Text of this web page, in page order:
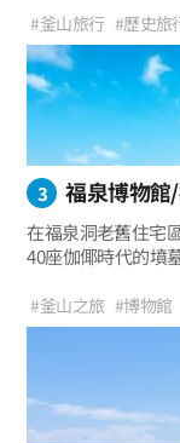
“東萊廣域市釜山
讓我們去看看包圍
#釜山旅行 #歷史旅
#與朋友一起 #楓葉
#北將台
#釜山值得
3 福泉博物館
在福泉洞老舊住宅
40座伽倻時代的墳墓
盔甲、頭盔等眾多
福泉博物館裡陳列
#釜山之旅 #博物館
#福泉洞古墳群 #親